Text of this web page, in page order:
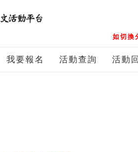
如切換
我要報名 活動查詢 活動